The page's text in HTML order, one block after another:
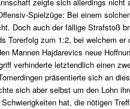
Spielzüge: Bei einem
Doch auch der fällige Strafstoß
Torerfolg zum 1:2, bei welchem
Mannen Hajdarevics neue
verhinderte letztendlich einen
präsentierte sich an
sich aber selbst um den Lohn
hat, die nötigen